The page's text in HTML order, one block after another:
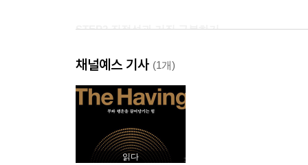
STEP2 진정성과 거짓 구분하기
교착상태의 원인이 되는 일관성
정적 진정성 VS 역동적 진정성
모순을 발견해줄 동료의 필요성
STEP3 대화를 망치는 말하기 태도
채널예스 기사 (1개)
읽다